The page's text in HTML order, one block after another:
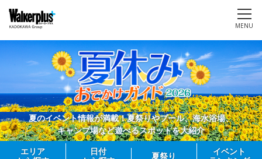
MENU
夏のイベント情報が満載！夏祭りやプール、海水浴場、
キャンプ場など遊べるスポットを大紹介
エリア
日付
夏祭り
イベント